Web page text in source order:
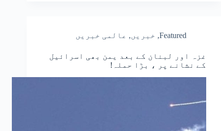
Featured
, خبریں, عالمی خبریں
غزہ اور لبنان کے بعد یمن بھی اسرائیل
کے نشانے پر ، بڑا حملہ!